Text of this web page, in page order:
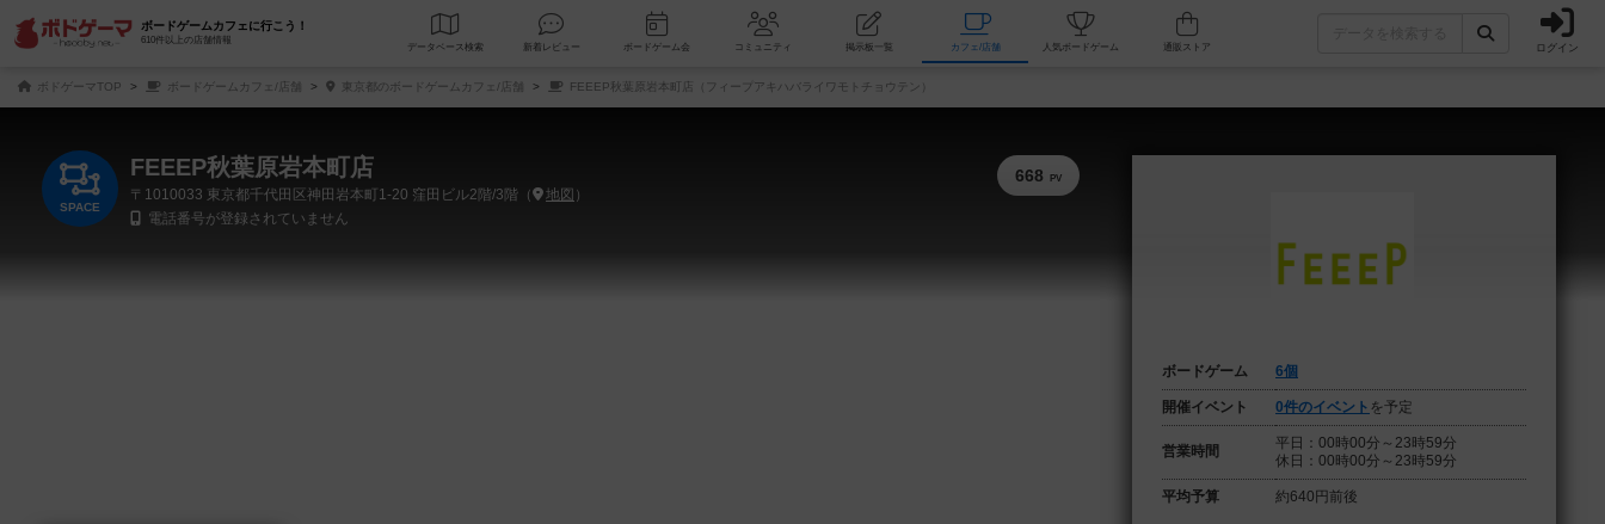
ボードゲームカフェに行こう！
610件以上の店舗情報
データベース 検索 新着レビュー ボードゲーム会 コミュニティ 掲示板一覧 カフェ/店舗 人気ボードゲーム ログイン
ボドゲーマTOP ボードゲームカフェ/店舗 東京都のボードゲームカフェ/店舗 FEEEP秋葉原岩本町店（フィープアキハバライワモトチョウテン）
SPACE
668 PV
FEEEP秋葉原岩本町店
〒1010033 東京都千代田区神田岩本町1-20 窪田ビル2階/3階（ 地図 ）
電話番号が登録されていません
ボードゲーム 6個
開催イベント 0件のイベント を予定
営業時間
平日：00時00分～23時59分
休日：00時00分～23時59分
平均予算 約640円前後